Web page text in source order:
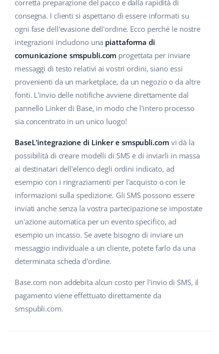
Gestione Spedizioni
Workflow Automation
Base Connect
AI per l'e-commerce
Casa e giardino
Prodotti per bambini
Elettronica
Automotive
Food&Grocery
Salute e bellezza
Moda
Centro Assistenza
Academy
Audit dell'account
Altro
Calcolatore dei vantaggi
Collaborazione e partner
Contatto
english (US)
english (GB)
english (IN)
čeština
deutsch
Ελληνικά
español (AR)
español (MX)
Français
Italiano
polski
português (BR)
română
corretta preparazione del pacco e dalla rapidità di
consegna. I clienti si aspettano di essere informati su
ogni fase dell'evasione dell'ordine. Ecco perché le nostre
integrazioni includono una piattaforma di
comunicazione smspubli.com progettata per inviare
messaggi di testo relativi ai vostri ordini, siano essi
provenienti da un marketplace, da un negozio o da altre
fonti. L'invio delle notifiche avviene direttamente dal
pannello Linker di Base, in modo che l'intero processo
sia concentrato in un unico luogo!
BaseL'integrazione di Linker e smspubli.comvi dà la
possibilità di creare modelli di SMS e di inviarli in massa
ai destinatari dell'elenco degli ordini indicato, ad
esempio con i ringraziamenti per l'acquisto o con le
informazioni sulla spedizione. Gli SMS possono essere
inviati anche senza la vostra partecipazione se impostate
un'azione automatica per un evento specifico, ad
esempio un incasso. Se avete bisogno di inviare un
messaggio individuale a un cliente, potete farlo da una
determinata scheda d'ordine.
Base.com non addebita alcun costo per l'invio di SMS, il
pagamento viene effettuato direttamente da
smspubli.com.